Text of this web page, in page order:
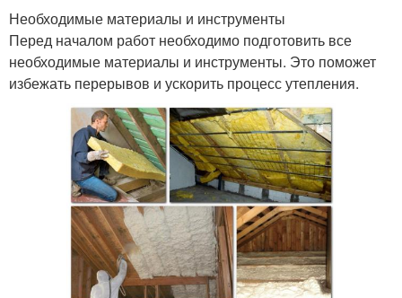
Необходимые материалы и инструменты
Перед началом работ необходимо подготовить все
необходимые материалы и инструменты. Это поможет
избежать перерывов и ускорить процесс утепления.